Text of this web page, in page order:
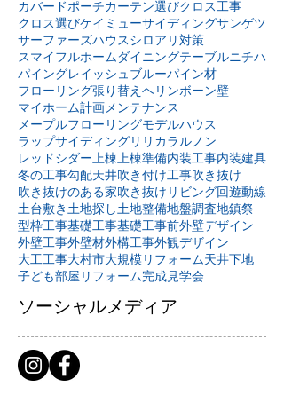
カバードポーチカーテン選びクロス工事
クロス選びケイミューサイディングサンゲツ
サーファーズハウスシロアリ対策
スマイフルホームダイニングテーブルニチハ
パイングレイッシュブルーパイン材
フローリング張り替え ヘリンボーン壁
マイホーム計画 メンテナンス
メープルフローリングモデルハウス
ラップサイディングリリカラ ルノン
レッドシダー 上棟 上棟準備内装工事内装建具
冬の工事勾配天井吹き付け工事吹き抜け
吹き抜けのある家吹き抜けリビング回遊動線
土台敷き 土地探し土地整備地盤調査地鎮祭
型枠工事基礎工事基礎工事前外壁デザイン
外壁工事外壁材外構工事外観デザイン
大工工事大村市大規模リフォーム天井下地
子ども部屋リフォーム完成見学会
ソーシャルメディア